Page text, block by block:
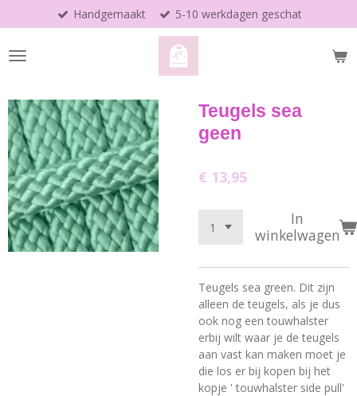
direct
naar
de
Handgemaakt 5-10 werkdagen geschat
Teugels sea
geen
€ 13,95
In
winkelwagen
Teugels sea green. Dit zijn
alleen de teugels, als je dus
ook nog een touwhalster
erbij wilt waar je de teugels
aan vast kan maken moet je
die los er bij kopen bij het
kopje ' touwhalster side pull'